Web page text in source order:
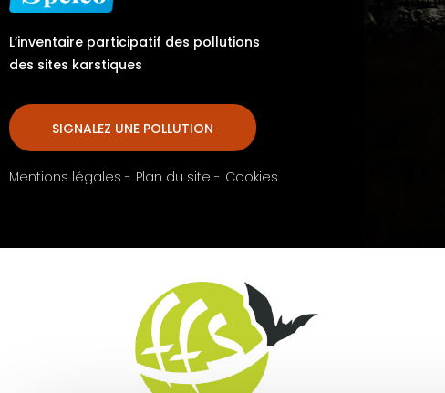
L’inventaire participatif des pollutions
des sites karstiques
SIGNALEZ UNE POLLUTION
Mentions légales - Plan du site - Cookies